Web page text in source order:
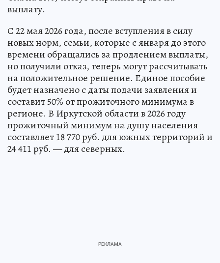
выплату.
С 22 мая 2026 года, после вступления в силу
новых норм, семьи, которые с января до этого
времени обращались за продлением выплаты,
но получили отказ, теперь могут рассчитывать
на положительное решение. Единое пособие
будет назначено с даты подачи заявления и
составит 50% от прожиточного минимума в
регионе. В Иркутской области в 2026 году
прожиточный минимум на душу населения
составляет 18 770 руб. для южных территорий и
24 411 руб. — для северных.